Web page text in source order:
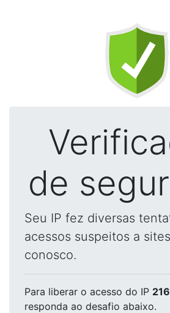
de
Seu IP fez diversas
acessos suspeitos a
conosco.
Para liberar o acesso do IP
responda ao desafio abaixo.